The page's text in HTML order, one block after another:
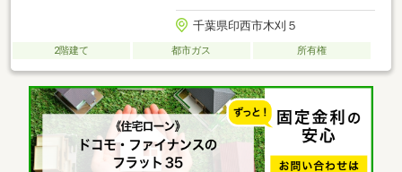
千葉県印西市木刈５
2階建て 都市ガス 所有権